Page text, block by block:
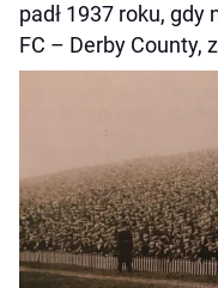
padł 1937 roku, gdy
FC – Derby County,